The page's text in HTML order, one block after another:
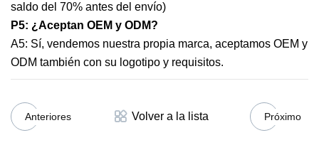
saldo del 70% antes del envío)
P5: ¿Aceptan OEM y ODM?
A5: Sí, vendemos nuestra propia marca, aceptamos OEM y
ODM también con su logotipo y requisitos.
Anteriores Volver a la lista Próximo